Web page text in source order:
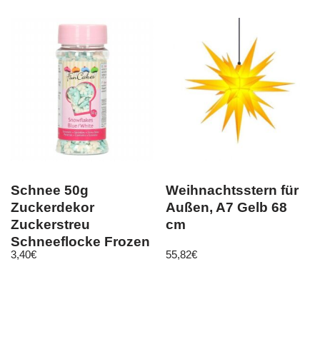
Schnee 50g
Zuckerdekor
Zuckerstreu
Schneeflocke Frozen
Schnee Weihnachten
3,40€
Weihnachtsstern für
Außen, A7 Gelb 68
cm
55,82€